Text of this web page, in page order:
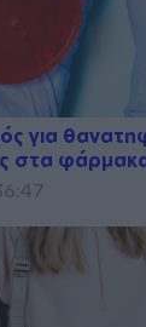
για
στα